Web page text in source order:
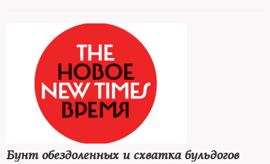
Бунт обездоленных и схватка бульдогов